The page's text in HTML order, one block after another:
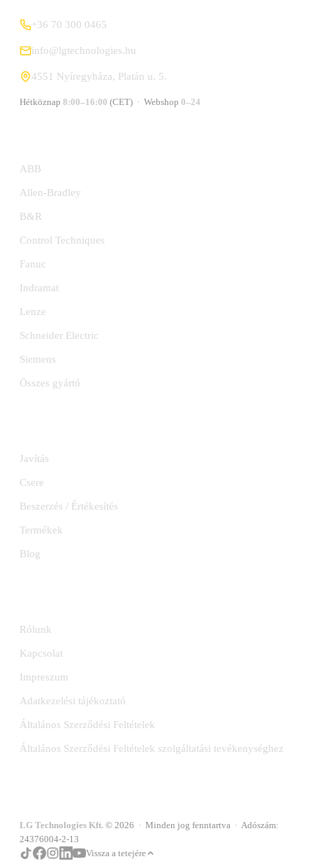
+36 70 300 0465
info@lgtechnologies.hu
4551 Nyíregyháza, Platán u. 5.
Hétköznap 8:00–16:00 (CET) · Webshop 0–24
ABB
Allen-Bradley
B&R
Control Techniques
Fanuc
Indramat
Lenze
Schneider Electric
Siemens
Összes gyártó
Javítás
Csere
Beszerzés / Értékesítés
Termékek
Blog
Rólunk
Kapcsolat
Impreszum
Adatkezelési tájékoztató
Általános Szerződési Feltételek
Általános Szerződési Feltételek szolgáltatási tevékenységhez
LG Technologies Kft. © 2026 · Minden jog fenntartva · Adószám:
24376004-2-13
Vissza a tetejére